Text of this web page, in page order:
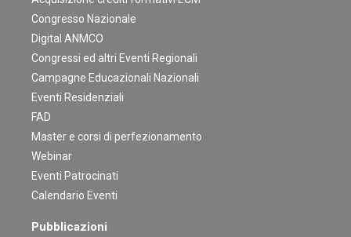
Congresso Nazionale
Digital ANMCO
Congressi ed altri Eventi Regionali
Campagne Educazionali Nazionali
Eventi Residenziali
FAD
Master e corsi di perfezionamento
Webinar
Eventi Patrocinati
Calendario Eventi
Pubblicazioni